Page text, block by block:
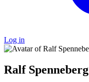
Log in
Ralf Spenneberg